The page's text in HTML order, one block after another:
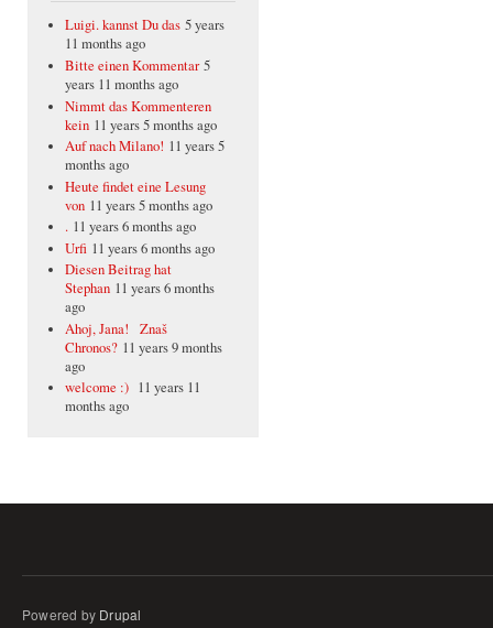
Luigi. kannst Du das 5 years
11 months ago
Bitte einen Kommentar 5
years 11 months ago
Nimmt das Kommenteren
kein 11 years 5 months ago
Auf nach Milano! 11 years 5
months ago
Heute findet eine Lesung
von 11 years 5 months ago
. 11 years 6 months ago
Urfi 11 years 6 months ago
Diesen Beitrag hat
Stephan 11 years 6 months
ago
Ahoj, Jana! Znaš
Chronos? 11 years 9 months
ago
welcome :) 11 years 11
months ago
Powered by Drupal